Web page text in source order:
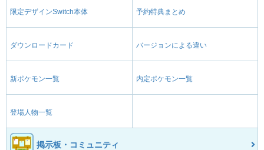
限定デザインSwitch本体 予約特典まとめ
ダウンロードカード バージョンによる違い
新ポケモン一覧 内定ポケモン一覧
登場人物一覧
掲示板・コミュニティ